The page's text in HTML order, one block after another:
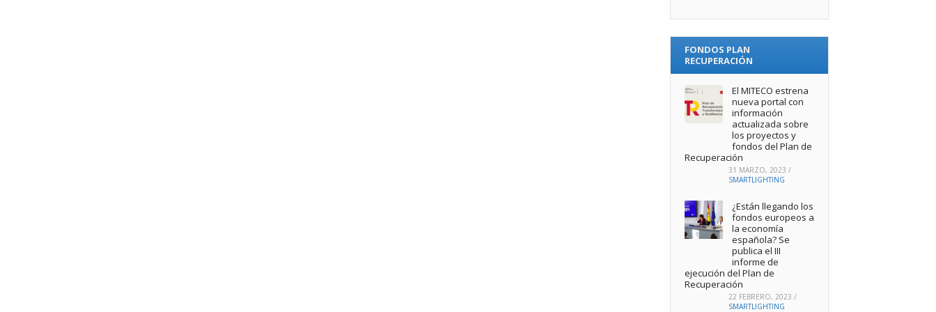
FONDOS PLAN
RECUPERACIÓN
El MITECO estrena
nueva portal con
información
actualizada sobre
los proyectos y
fondos del Plan de
Recuperación
31 MARZO, 2023 /
SMARTLIGHTING
¿Están llegando los
fondos europeos a
la economía
española? Se
publica el III
informe de
ejecución del Plan de
Recuperación
22 FEBRERO, 2023 /
SMARTLIGHTING